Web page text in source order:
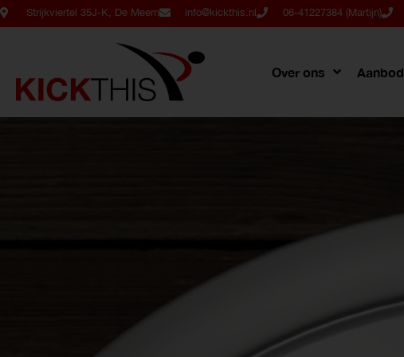
Strijkviertel 35J-K, De Meern info@kickthis.nl 06-41227384 (Martijn)
Over ons Aanbod